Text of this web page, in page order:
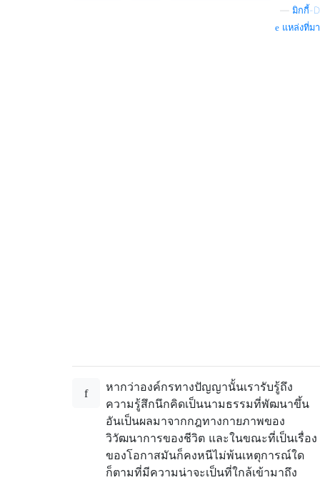
มิกกี้-D
แหล่งที่มา
หากว่าองค์กรทางปัญญานั้นเรารับรู้ถึง
ความรู้สึกนึกคิดเป็นนามธรรมที่พัฒนาขึ้น
อันเป็นผลมาจากกฎทางกายภาพของ
วิวัฒนาการของชีวิต และในขณะที่เป็นเรื่อง
ของโอกาสมันก็คงหนีไม่พ้นเหตุการณ์ใด
ก็ตามที่มีความน่าจะเป็นที่ใกล้เข้ามาถึง